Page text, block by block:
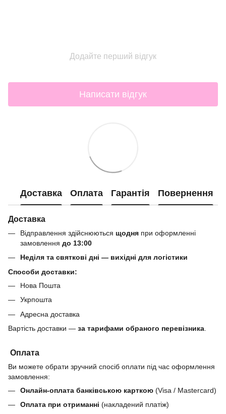
Додайте перший відгук
Написати відгук
Доставка Оплата Гарантія Повернення
Доставка
Відправлення здійснюються щодня при оформленні
замовлення до 13:00
Неділя та святкові дні — вихідні для логістики
Способи доставки:
Нова Пошта
Укрпошта
Адресна доставка
Вартість доставки — за тарифами обраного перевізника
Оплата
Ви можете обрати зручний спосіб оплати під час оформлення
замовлення:
Онлайн-оплата банківською карткою (Visa / Mastercard)
Оплата при отриманні (накладений платіж)